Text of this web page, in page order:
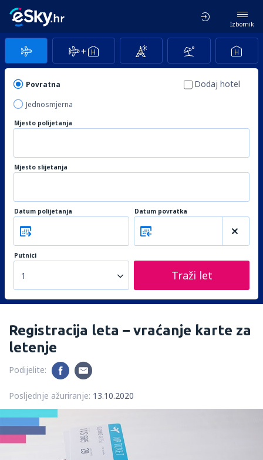
Izbornik
Povratna
Jednosmjerna
Dodaj hotel
Mjesto polijetanja
Mjesto slijetanja
Datum polijetanja Datum povratka
Putnici
1 Traži let
Registracija leta – vraćanje karte za
letenje
Podijelite:
Posljednje ažuriranje: 13.10.2020